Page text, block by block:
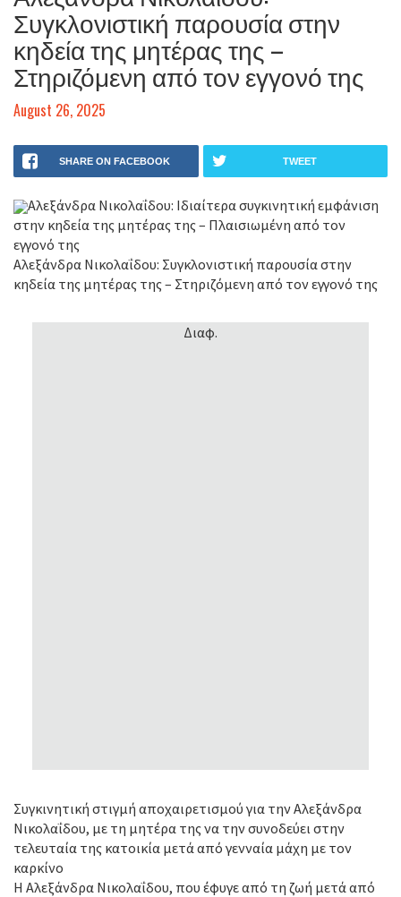
Συγκλονιστική παρουσία στην
κηδεία της μητέρας της –
Στηριζόμενη από τον εγγονό της
August 26, 2025
SHARE ON FACEBOOK TWEET
Αλεξάνδρα Νικολαΐδου: Ιδιαίτερα συγκινητική εμφάνιση
στην κηδεία της μητέρας της – Πλαισιωμένη από τον
εγγονό της
Αλεξάνδρα Νικολαΐδου: Συγκλονιστική παρουσία στην
κηδεία της μητέρας της – Στηριζόμενη από τον εγγονό της
Διαφ.
Συγκινητική στιγμή αποχαιρετισμού για την Αλεξάνδρα
Νικολαΐδου, με τη μητέρα της να την συνοδεύει στην
τελευταία της κατοικία μετά από γενναία μάχη με τον
καρκίνο
Η Αλεξάνδρα Νικολαΐδου, που έφυγε από τη ζωή μετά από